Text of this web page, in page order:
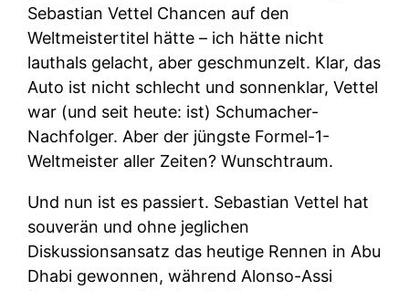
Sebastian Vettel Chancen auf den
Weltmeistertitel hätte – ich hätte nicht
lauthals gelacht, aber geschmunzelt. Klar, das
Auto ist nicht schlecht und sonnenklar, Vettel
war (und seit heute: ist) Schumacher-
Nachfolger. Aber der jüngste Formel-1-
Weltmeister aller Zeiten? Wunschtraum.
Und nun ist es passiert. Sebastian Vettel hat
souverän und ohne jeglichen
Diskussionsansatz das heutige Rennen in Abu
Dhabi gewonnen, während Alonso-Assi